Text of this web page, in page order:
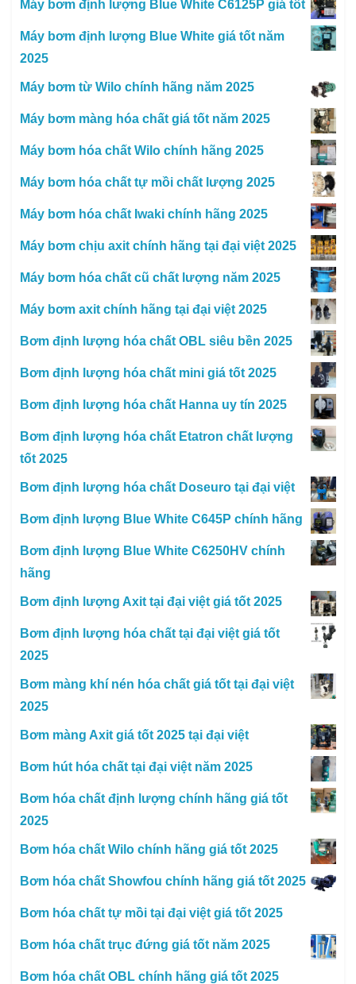
Máy bơm định lượng Blue White C6125P giá tốt
Máy bơm định lượng Blue White giá tốt năm
2025
Máy bơm từ Wilo chính hãng năm 2025
Máy bơm màng hóa chất giá tốt năm 2025
Máy bơm hóa chất Wilo chính hãng 2025
Máy bơm hóa chất tự mồi chất lượng 2025
Máy bơm hóa chất Iwaki chính hãng 2025
Máy bơm chịu axit chính hãng tại đại việt 2025
Máy bơm hóa chất cũ chất lượng năm 2025
Máy bơm axit chính hãng tại đại việt 2025
Bơm định lượng hóa chất OBL siêu bền 2025
Bơm định lượng hóa chất mini giá tốt 2025
Bơm định lượng hóa chất Hanna uy tín 2025
Bơm định lượng hóa chất Etatron chất lượng
tốt 2025
Bơm định lượng hóa chất Doseuro tại đại việt
Bơm định lượng Blue White C645P chính hãng
Bơm định lượng Blue White C6250HV chính
hãng
Bơm định lượng Axit tại đại việt giá tốt 2025
Bơm định lượng hóa chất tại đại việt giá tốt
2025
Bơm màng khí nén hóa chất giá tốt tại đại việt
2025
Bơm màng Axit giá tốt 2025 tại đại việt
Bơm hút hóa chất tại đại việt năm 2025
Bơm hóa chất định lượng chính hãng giá tốt
2025
Bơm hóa chất Wilo chính hãng giá tốt 2025
Bơm hóa chất Showfou chính hãng giá tốt 2025
Bơm hóa chất tự mồi tại đại việt giá tốt 2025
Bơm hóa chất trục đứng giá tốt năm 2025
Bơm hóa chất OBL chính hãng giá tốt 2025